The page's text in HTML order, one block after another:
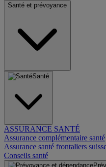
Santé et prévoyance
Santé
ASSURANCE SANTÉ
Assurance complémentaire santé
Assurance santé frontaliers
Conseils santé